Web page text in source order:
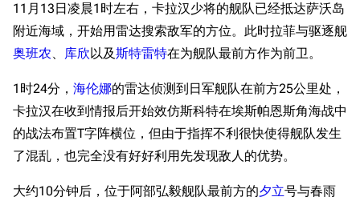
11月13日凌晨1时左右，卡拉汉少将的舰队已经抵达萨沃岛
附近海域，开始用雷达搜索敌军的方位。此时拉菲与驱逐舰
奥班农、 库欣以及斯特雷特在为舰队最前方作为前卫。
1时24分， 海伦娜的雷达侦测到日军舰队在前方25公里处，
卡拉汉在收到情报后开始效仿斯科特在埃斯帕恩斯角海战中
的战法布置T字阵横位，但由于指挥不利很快使得舰队发生
了混乱，也完全没有好好利用先发现敌人的优势。
大约10分钟后，位于阿部弘毅舰队最前方的夕立号与春雨